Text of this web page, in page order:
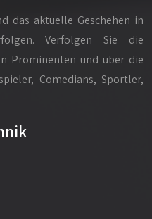
das aktuelle Geschehen in
Verfolgen Sie die
Prominenten und über die
Comedians, Sportler,